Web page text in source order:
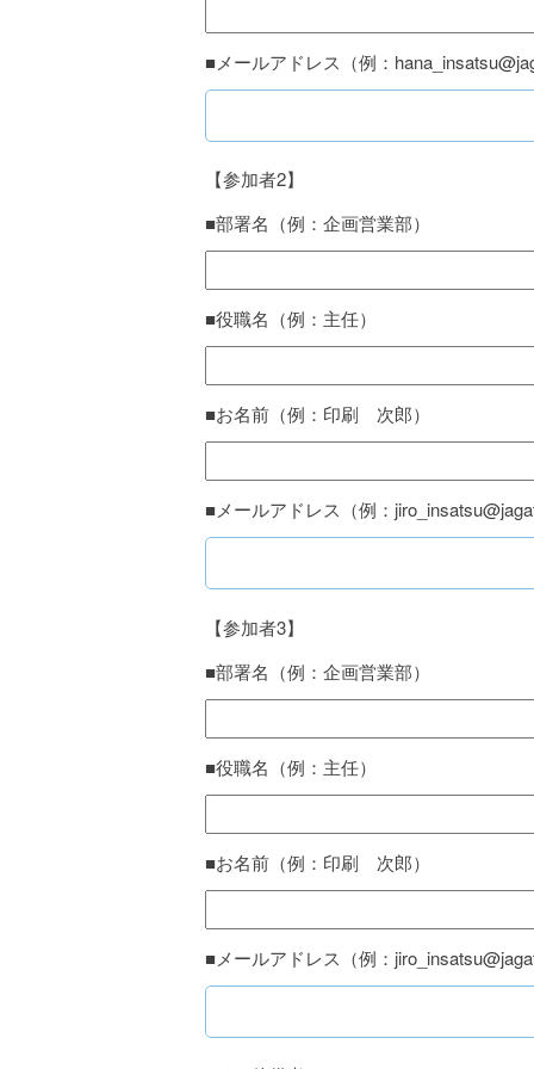
■メールアドレス（例：
【参加者2】
■部署名（例：企画営業部）
■役職名（例：主任）
■お名前（例：印刷 次郎）
■メールアドレス（例：
【参加者3】
■部署名（例：企画営業部）
■役職名（例：主任）
■お名前（例：印刷 次郎）
■メールアドレス（例：